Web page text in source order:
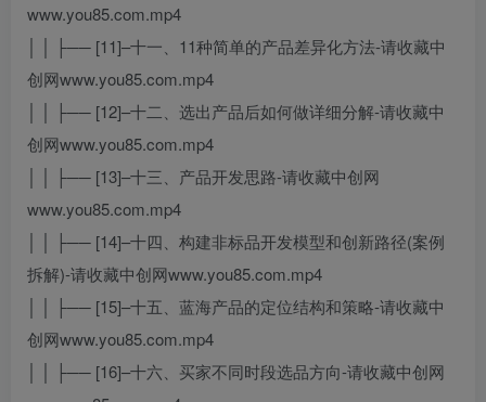
www.you85.com.mp4
│ │ ├── [11]–十一、11种简单的产品差异化方法-请收藏中
创网www.you85.com.mp4
│ │ ├── [12]–十二、选出产品后如何做详细分解-请收藏中
创网www.you85.com.mp4
│ │ ├── [13]–十三、产品开发思路-请收藏中创网
www.you85.com.mp4
│ │ ├── [14]–十四、构建非标品开发模型和创新路径(案例
拆解)-请收藏中创网www.you85.com.mp4
│ │ ├── [15]–十五、蓝海产品的定位结构和策略-请收藏中
创网www.you85.com.mp4
│ │ ├── [16]–十六、买家不同时段选品方向-请收藏中创网